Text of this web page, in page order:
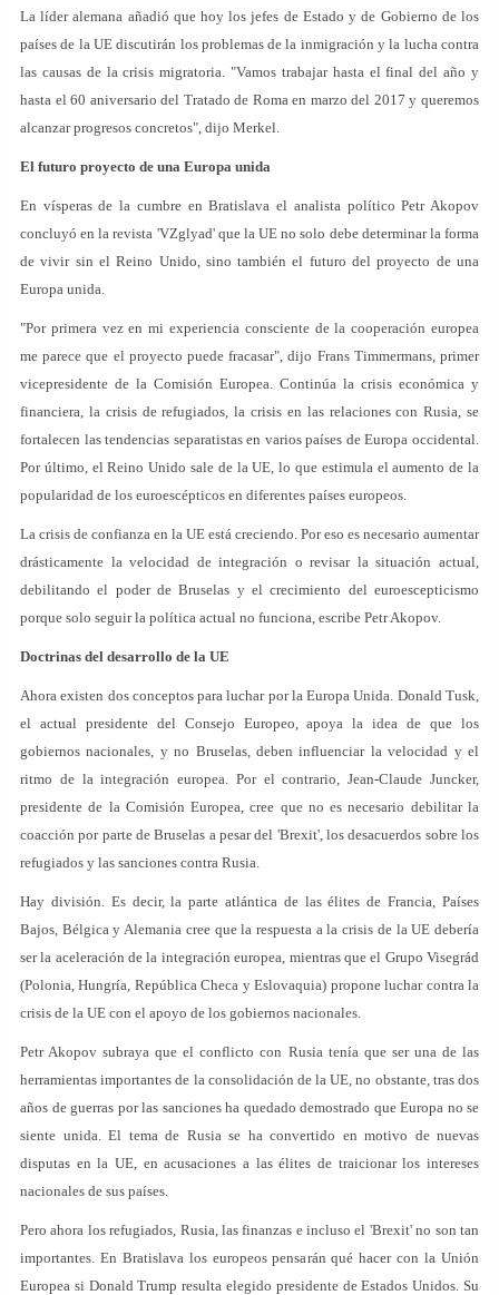
La líder alemana añadió que hoy los jefes de Estado y de Gobierno de los
países de la UE discutirán los problemas de la inmigración y la lucha contra
las causas de la crisis migratoria. "Vamos trabajar hasta el final del año y
hasta el 60 aniversario del Tratado de Roma en marzo del 2017 y queremos
alcanzar progresos concretos", dijo Merkel.
El futuro proyecto de una Europa unida
En vísperas de la cumbre en Bratislava el analista político Petr Akopov
concluyó en la revista 'VZglyad' que la UE no solo debe determinar la forma
de vivir sin el Reino Unido, sino también el futuro del proyecto de una
Europa unida.
"Por primera vez en mi experiencia consciente de la cooperación europea
me parece que el proyecto puede fracasar", dijo Frans Timmermans, primer
vicepresidente de la Comisión Europea. Continúa la crisis económica y
financiera, la crisis de refugiados, la crisis en las relaciones con Rusia, se
fortalecen las tendencias separatistas en varios países de Europa occidental.
Por último, el Reino Unido sale de la UE, lo que estimula el aumento de la
popularidad de los euroescépticos en diferentes países europeos.
La crisis de confianza en la UE está creciendo. Por eso es necesario aumentar
drásticamente la velocidad de integración o revisar la situación actual,
debilitando el poder de Bruselas y el crecimiento del euroescepticismo
porque solo seguir la política actual no funciona, escribe Petr Akopov.
Doctrinas del desarrollo de la UE
Ahora existen dos conceptos para luchar por la Europa Unida. Donald Tusk,
el actual presidente del Consejo Europeo, apoya la idea de que los
gobiernos nacionales, y no Bruselas, deben influenciar la velocidad y el
ritmo de la integración europea. Por el contrario, Jean-Claude Juncker,
presidente de la Comisión Europea, cree que no es necesario debilitar la
coacción por parte de Bruselas a pesar del 'Brexit', los desacuerdos sobre los
refugiados y las sanciones contra Rusia.
Hay división. Es decir, la parte atlántica de las élites de Francia, Países
Bajos, Bélgica y Alemania cree que la respuesta a la crisis de la UE debería
ser la aceleración de la integración europea, mientras que el Grupo Visegrád
(Polonia, Hungría, República Checa y Eslovaquia) propone luchar contra la
crisis de la UE con el apoyo de los gobiernos nacionales.
Petr Akopov subraya que el conflicto con Rusia tenía que ser una de las
herramientas importantes de la consolidación de la UE, no obstante, tras dos
años de guerras por las sanciones ha quedado demostrado que Europa no se
siente unida. El tema de Rusia se ha convertido en motivo de nuevas
disputas en la UE, en acusaciones a las élites de traicionar los intereses
nacionales de sus países.
Pero ahora los refugiados, Rusia, las finanzas e incluso el 'Brexit' no son tan
importantes. En Bratislava los europeos pensarán qué hacer con la Unión
Europea si Donald Trump resulta elegido presidente de Estados Unidos. Su